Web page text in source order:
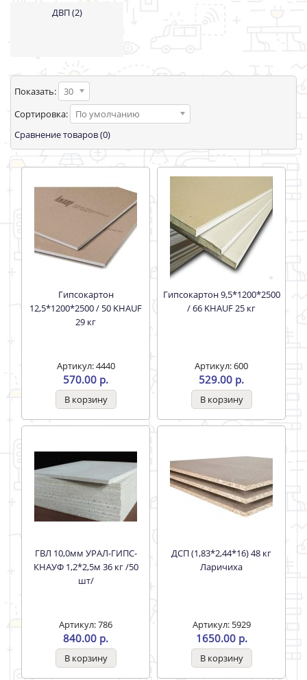
ДВП (2)
Показать:
30
Сортировка:
По умолчанию
Сравнение товаров (0)
Гипсокартон
12,5*1200*2500 / 50 KHAUF
29 кг
Артикул: 4440
570.00 р.
Гипсокартон 9,5*1200*2500
/ 66 KHAUF 25 кг
Артикул: 600
529.00 р.
ГВЛ 10,0мм УРАЛ-ГИПС-
КНАУФ 1,2*2,5м 36 кг /50
шт/
Артикул: 786
840.00 р.
ДСП (1,83*2,44*16) 48 кг
Ларичиха
Артикул: 5929
1650.00 р.